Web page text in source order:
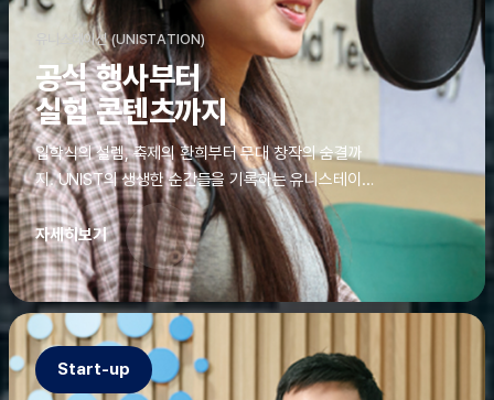
유니스테이션 (UNISTATION)
공식 행사부터
실험 콘텐츠까지
입학식의 설렘, 축제의 환희부터 무대 창작의 숨결까
지. UNIST의 생생한 순간들을 기록하는 유니스테이션
에는 청춘의 열정과 땀이 고스란히 쌓여 있었다. 그 기
록을 위해 편집실은 밤새 불을 밝히기도, 국원들은 소
파에 몸을 떨군 채 쪽잠을 자기도 한다. 이렇듯, 유니스
테이션의 성실한 기록이 있어, UNIST의 이야기는 오
늘도 새로운 빛으로 반짝일 수 있다.
자세히보기
Start-up